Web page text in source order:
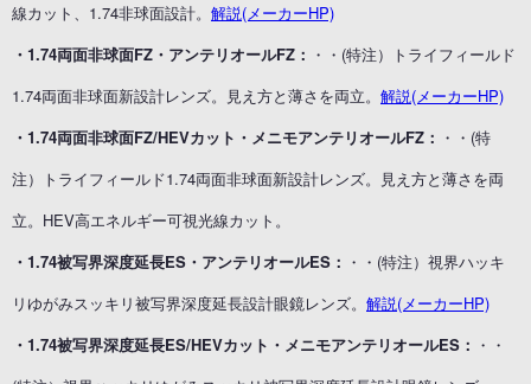
線カット、1.74非球面設計。 解説(メーカーHP)
・1.74両面非球面FZ・アンテリオールFZ： ・・(特注）トライフィールド
1.74両面非球面新設計レンズ。見え方と薄さを両立。 解説(メーカーHP)
・1.74両面非球面FZ/HEVカット・メニモアンテリオールFZ： ・・(特
注）トライフィールド1.74両面非球面新設計レンズ。見え方と薄さを両
立。HEV高エネルギー可視光線カット。
・1.74被写界深度延長ES・アンテリオールES： ・・(特注）視界ハッキ
リゆがみスッキリ被写界深度延長設計眼鏡レンズ。 解説(メーカーHP)
・1.74被写界深度延長ES/HEVカット・メニモアンテリオールES： ・・